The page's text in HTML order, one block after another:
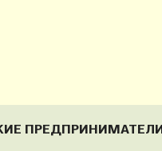
ПРЕДПРИНИМАТЕЛИ